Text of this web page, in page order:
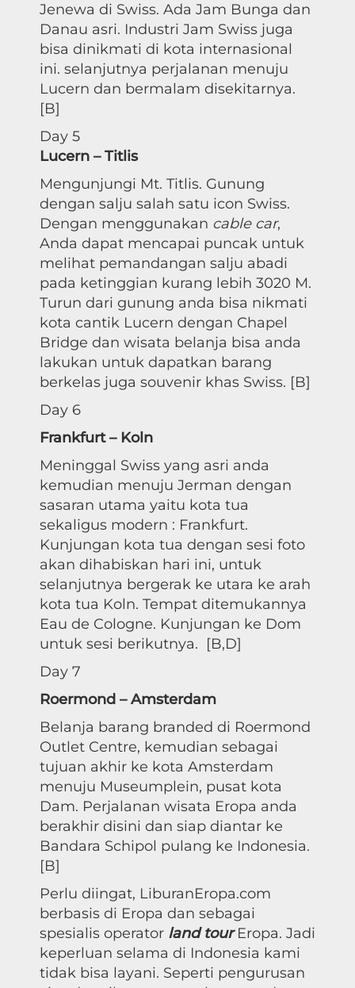
Jenewa di Swiss. Ada Jam Bunga dan
Danau asri. Industri Jam Swiss juga
bisa dinikmati di kota internasional
ini. selanjutnya perjalanan menuju
Lucern dan bermalam disekitarnya.
[B]
Day 5
Lucern – Titlis
Mengunjungi Mt. Titlis. Gunung
dengan salju salah satu icon Swiss.
Dengan menggunakan cable car,
Anda dapat mencapai puncak untuk
melihat pemandangan salju abadi
pada ketinggian kurang lebih 3020 M.
Turun dari gunung anda bisa nikmati
kota cantik Lucern dengan Chapel
Bridge dan wisata belanja bisa anda
lakukan untuk dapatkan barang
berkelas juga souvenir khas Swiss. [B]
Day 6
Frankfurt – Koln
Meninggal Swiss yang asri anda
kemudian menuju Jerman dengan
sasaran utama yaitu kota tua
sekaligus modern : Frankfurt.
Kunjungan kota tua dengan sesi foto
akan dihabiskan hari ini, untuk
selanjutnya bergerak ke utara ke arah
kota tua Koln. Tempat ditemukannya
Eau de Cologne. Kunjungan ke Dom
untuk sesi berikutnya. [B,D]
Day 7
Roermond – Amsterdam
Belanja barang branded di Roermond
Outlet Centre, kemudian sebagai
tujuan akhir ke kota Amsterdam
menuju Museumplein, pusat kota
Dam. Perjalanan wisata Eropa anda
berakhir disini dan siap diantar ke
Bandara Schipol pulang ke Indonesia.
[B]
Perlu diingat, LiburanEropa.com
berbasis di Eropa dan sebagai
spesialis operator land tourEropa. Jadi
keperluan selama di Indonesia kami
tidak bisa layani. Seperti pengurusan